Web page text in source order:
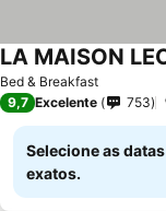
Bed & Breakfast
LA MAISON
9,7 Excelente 753
Selecione as
exatos.